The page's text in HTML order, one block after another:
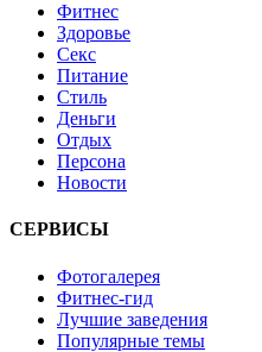
Фитнес
Здоровье
Секс
Питание
Стиль
Деньги
Отдых
Персона
Новости
СЕРВИСЫ
Фотогалерея
Фитнес-гид
Лучшие заведения
Популярные темы